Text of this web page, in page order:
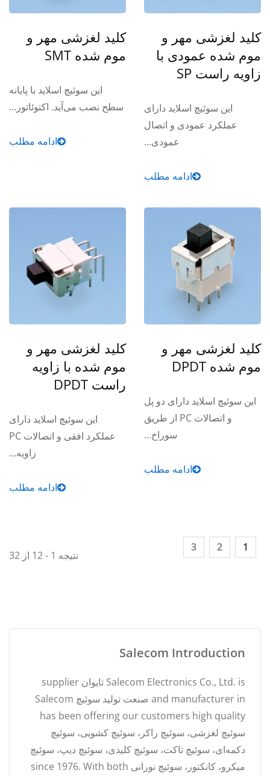
کلید لغزشی مهر و
موم شده عمودی با
زاویه راست SP
این سوئیچ اسلاید دارای
عملکرد عمودی و اتصال
عمودی...
ادامه مطلب
کلید لغزشی مهر و
موم شده SMT
این سوئیچ اسلاید با پایانه
سطح نصب می‌آید. اکتوئاتور...
ادامه مطلب
کلید لغزشی مهر و
موم شده DPDT
این سوئیچ اسلاید دارای دو پل
و اتصالات PC از طریق
سوراخ...
ادامه مطلب
کلید لغزشی مهر و
موم شده با زاویه
راست DPDT
این سوئیچ اسلاید دارای
عملکرد افقی و اتصالات PC
زاویه...
ادامه مطلب
نتیجه 1 - 12 از 32
1
2
3
Salecom Introduction
Salecom Electronics Co., Ltd. is تایوان supplier
and manufacturer in صنعت تولید سوئیچ Salecom
has been offering our customers high quality
سوئیچ لغزشی، سوئیچ راکر، سوئیچ کشویی، سوئیچ
دکمه‌ای، سوئیچ تاکت، سوئیچ کلیدی، سوئیچ دیپ، سوئیچ
میکرو، کانکتور، سوئیچ نورانی since 1976. With both